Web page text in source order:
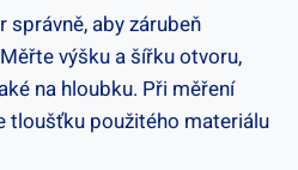
aby zárubeň
výšku a šířku otvoru,
na hloubku. Při měření
tloušťku použitého materiálu